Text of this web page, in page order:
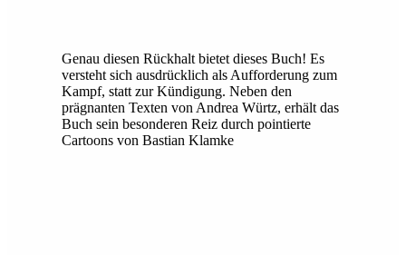
Genau diesen Rückhalt bietet dieses Buch! Es
versteht sich ausdrücklich als Aufforderung zum
Kampf, statt zur Kündigung. Neben den
prägnanten Texten von Andrea Würtz, erhält das
Buch sein besonderen Reiz durch pointierte
Cartoons von Bastian Klamke